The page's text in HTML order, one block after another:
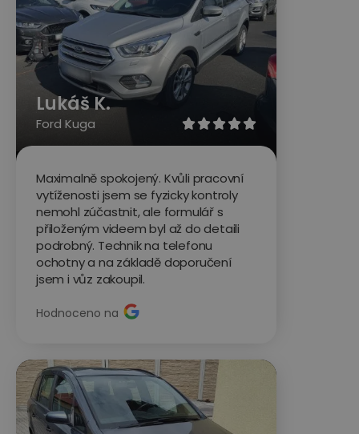

Lukáš K.
Ford Kuga
Maximalně spokojený. Kvůli pracovní
vytíženosti jsem se fyzicky kontroly
nemohl zúčastnit, ale formulář s
přiloženým videem byl až do detaili
podrobný. Technik na telefonu
ochotny a na základě doporučení
jsem i vůz zakoupil.
Hodnoceno na